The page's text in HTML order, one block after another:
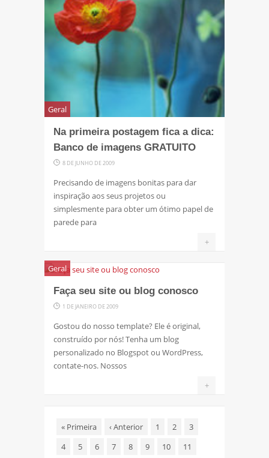
Geral
Na primeira postagem fica a dica:
Banco de imagens GRATUITO
8 DE JUNHO DE 2009
Precisando de imagens bonitas para dar
inspiração aos seus projetos ou
simplesmente para obter um ótimo papel de
parede para
+
Geral
Faça seu site ou blog conosco
1 DE JANEIRO DE 2009
Gostou do nosso template? Ele é original,
construído por nós! Tenha um blog
personalizado no Blogspot ou WordPress,
contate-nos. Nossos
+
« Primeira ‹Anterior 1 2
3
4
5 6 7 8 9 10
11